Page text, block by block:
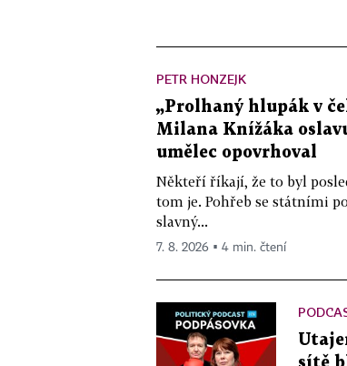
PETR HONZEJK
„Prolhaný hlupák v
Milana Knížáka
umělec opovrhoval
Někteří říkají, že to byl
tom je. Pohřeb se státními
slavný...
7. 8. 2026 ▪ 4 min. čtení
sítě